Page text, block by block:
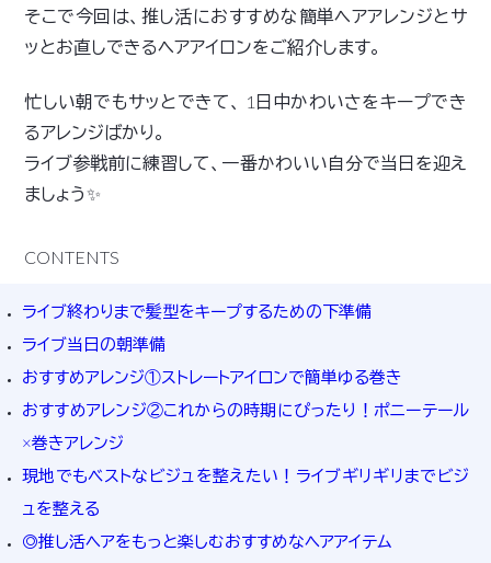
そこで今回は、推し活におすすめな簡単ヘアアレンジとサ
ッとお直しできるヘアアイロンをご紹介します。
忙しい朝でもサッとできて、 1日中かわいさをキープでき
るアレンジばかり。
ライブ参戦前に練習して、一番かわいい自分で当日を迎え
ましょう✨
CONTENTS
ライブ終わりまで髪型をキープするための下準備
ライブ当日の朝準備
おすすめアレンジ①ストレートアイロンで簡単ゆる巻き
おすすめアレンジ②これからの時期にぴったり！ポニーテール
×巻きアレンジ
現地でもベストなビジュを整えたい！ライブギリギリまでビジ
ュを整える
◎推し活ヘアをもっと楽しむおすすめなヘアアイテム